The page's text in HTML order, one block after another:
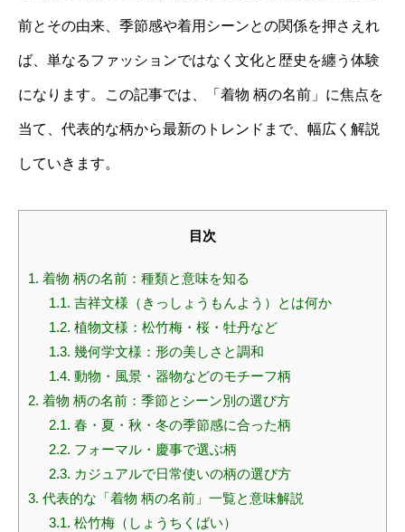
前とその由来、季節感や着用シーンとの関係を押さえれ
ば、単なるファッションではなく文化と歴史を纏う体験
になります。この記事では、「着物 柄の名前」に焦点を
当て、代表的な柄から最新のトレンドまで、幅広く解説
していきます。
目次
1. 着物 柄の名前：種類と意味を知る
1.1. 吉祥文様（きっしょうもんよう）とは何か
1.2. 植物文様：松竹梅・桜・牡丹など
1.3. 幾何学文様：形の美しさと調和
1.4. 動物・風景・器物などのモチーフ柄
2. 着物 柄の名前：季節とシーン別の選び方
2.1. 春・夏・秋・冬の季節感に合った柄
2.2. フォーマル・慶事で選ぶ柄
2.3. カジュアルで日常使いの柄の選び方
3. 代表的な「着物 柄の名前」一覧と意味解説
3.1. 松竹梅（しょうちくばい）